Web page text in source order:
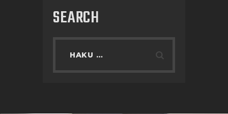
SEARCH